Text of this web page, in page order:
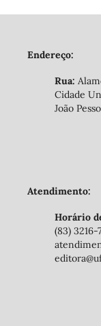
Endereço:
Rua:
Cidade
João
Atendimento:
Horário
(83) 3216-